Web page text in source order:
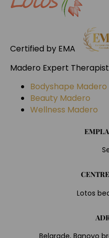
Certified by EMA
Madero Expert Therapist
Bodyshape Madero
Beauty Madero
Wellness Madero
Lotos